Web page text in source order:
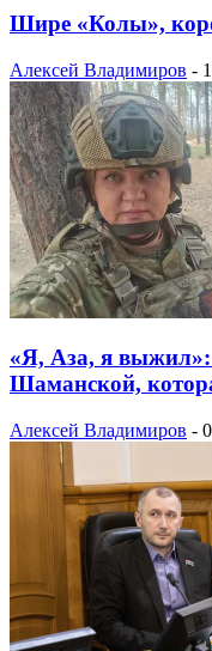
Шире «Колы»,
Алексей Владимиров -
«Я, Аза, я
Шаманской,
Алексей Владимиров -